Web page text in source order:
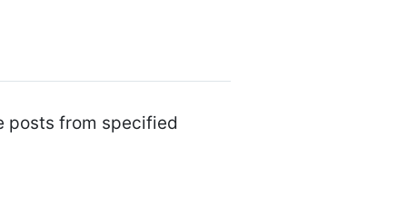
posts from specified